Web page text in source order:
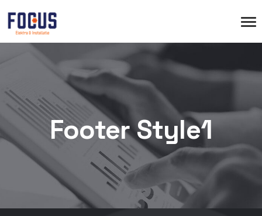
Footer Style1